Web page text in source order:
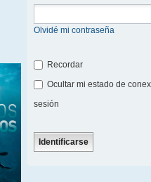
Olvidé mi contraseña
Recordar
Ocultar mi estado de
sesión